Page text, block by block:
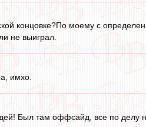
концовке?По моему с
не выиграл.
имхо.
Был там оффсайд, все по делу